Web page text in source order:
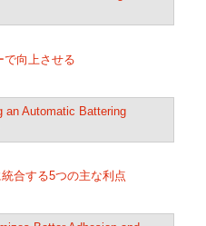
で向上させる
合する5つの主な利点